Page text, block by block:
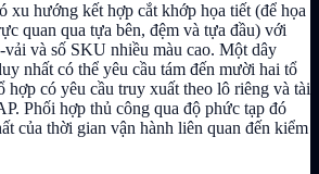
xu hướng kết hợp cắt khớp họa tiết (để họa
quan qua tựa bên, đệm và tựa đầu) với
vải và số SKU nhiều màu cao. Một dây
nhất có thể yêu cầu tám đến mười hai tổ
hợp có yêu cầu truy xuất theo lô riêng và tài
Phối hợp thủ công qua độ phức tạp đó
của thời gian vận hành liên quan đến kiểm